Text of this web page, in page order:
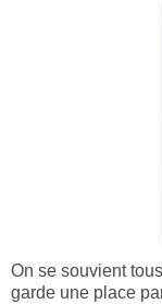
On se souvient
garde une place